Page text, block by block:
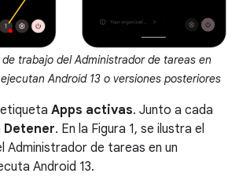
de trabajo del Administrador de tareas en
Android 13 o versiones posteriores
Apps activas. Junto a cada
Detener. En la Figura 1, se ilustra el
Administrador de tareas en un
Android 13.